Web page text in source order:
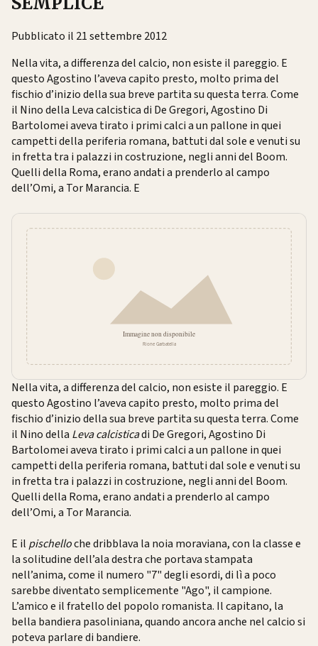
Pubblicato il 21 settembre 2012
Nella vita, a differenza del calcio, non esiste il pareggio. E
questo Agostino l’aveva capito presto, molto prima del
fischio d’inizio della sua breve partita su questa terra. Come
il Nino della Leva calcistica di De Gregori, Agostino Di
Bartolomei aveva tirato i primi calci a un pallone in quei
campetti della periferia romana, battuti dal sole e venuti su
in fretta tra i palazzi in costruzione, negli anni del Boom.
Quelli della Roma, erano andati a prenderlo al campo
dell’Omi, a Tor Marancia. E
Nella vita, a differenza del calcio, non esiste il pareggio. E
questo Agostino l’aveva capito presto, molto prima del
fischio d’inizio della sua breve partita su questa terra. Come
il Nino della Leva calcisticadi De Gregori, Agostino Di
Bartolomei aveva tirato i primi calci a un pallone in quei
campetti della periferia romana, battuti dal sole e venuti su
in fretta tra i palazzi in costruzione, negli anni del Boom.
Quelli della Roma, erano andati a prenderlo al campo
dell’Omi, a Tor Marancia.
E il pischelloche dribblava la noia moraviana, con la classe e
la solitudine dell’ala destra che portava stampata
nell’anima, come il numero "7" degli esordi, di lì a poco
sarebbe diventato semplicemente "Ago", il campione.
L’amico e il fratello del popolo romanista. Il capitano, la
bella bandiera pasoliniana, quando ancora anche nel calcio si
poteva parlare di bandiere.